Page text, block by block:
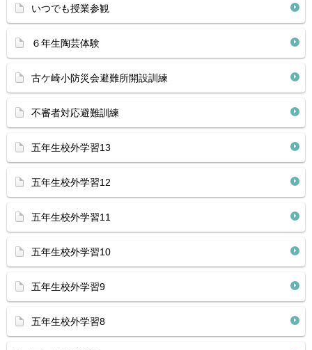
いつでも授業参観
６年生陶芸体験
古ケ崎小防災会避難所開設訓練
不審者対応避難訓練
五年生校外学習13
五年生校外学習12
五年生校外学習11
五年生校外学習10
五年生校外学習9
五年生校外学習8